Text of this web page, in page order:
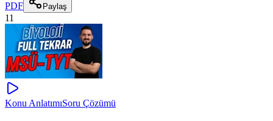
PDF Paylaş
11
Konu AnlatımıSoru Çözümü